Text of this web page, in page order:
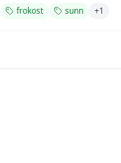
frokost sunn +1